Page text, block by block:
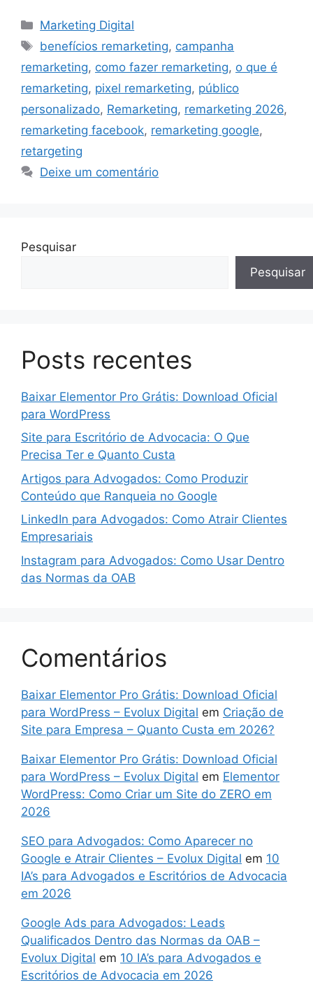
Categorias
Marketing Digital
Tags
benefícios remarketing, campanha
remarketing, como fazer remarketing, o que é
remarketing, pixel remarketing, público
personalizado, Remarketing, remarketing 2026,
remarketing facebook, remarketing google,
retargeting
Deixe um comentário
Pesquisar
Pesquisar
Posts recentes
Baixar Elementor Pro Grátis: Download Oficial
para WordPress
Site para Escritório de Advocacia: O Que
Precisa Ter e Quanto Custa
Artigos para Advogados: Como Produzir
Conteúdo que Ranqueia no Google
LinkedIn para Advogados: Como Atrair Clientes
Empresariais
Instagram para Advogados: Como Usar Dentro
das Normas da OAB
Comentários
Baixar Elementor Pro Grátis: Download Oficial
para WordPress – Evolux Digital em Criação de
Site para Empresa – Quanto Custa em 2026?
Baixar Elementor Pro Grátis: Download Oficial
para WordPress – Evolux Digital em Elementor
WordPress: Como Criar um Site do ZERO em
2026
SEO para Advogados: Como Aparecer no
Google e Atrair Clientes – Evolux Digital em 10
IA’s para Advogados e Escritórios de Advocacia
em 2026
Google Ads para Advogados: Leads
Qualificados Dentro das Normas da OAB –
Evolux Digital em 10 IA’s para Advogados e
Escritórios de Advocacia em 2026